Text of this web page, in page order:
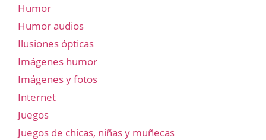
Humor
Humor audios
Ilusiones ópticas
Imágenes humor
Imágenes y fotos
Internet
Juegos
Juegos de chicas, niñas y muñecas